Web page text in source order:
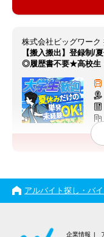
【搬入搬出】登録制/
◎履歴書不要★高校生
アルバイト探し・バ
企業情報